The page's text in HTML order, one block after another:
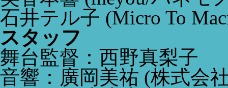
石井テル子 (Micro To
スタッフ
舞台監督：西野真梨子
音響：廣岡美祐 (株式会